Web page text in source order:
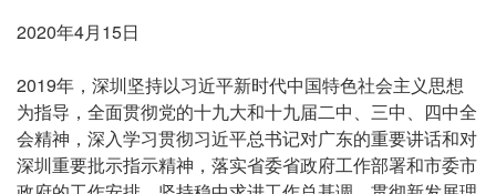
2020年4月15日
2019年，深圳坚持以习近平新时代中国特色社会主义思想
为指导，全面贯彻党的十九大和十九届二中、三中、四中全
会精神，深入学习贯彻习近平总书记对广东的重要讲话和对
深圳重要批示指示精神，落实省委省政府工作部署和市委市